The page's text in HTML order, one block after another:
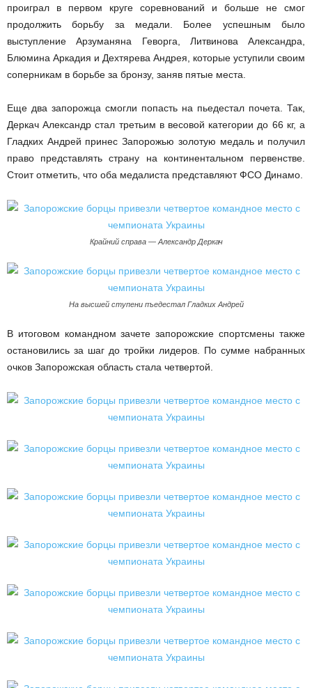
проиграл в первом круге соревнований и больше не смог
продолжить борьбу за медали. Более успешным было
выступление Арзуманяна Геворга, Литвинова Александра,
Блюмина Аркадия и Дехтярева Андрея, которые уступили своим
соперникам в борьбе за бронзу, заняв пятые места.
Еще два запорожца смогли попасть на пьедестал почета. Так,
Деркач Александр стал третьим в весовой категории до 66 кг, а
Гладких Андрей принес Запорожью золотую медаль и получил
право представлять страну на континентальном первенстве.
Стоит отметить, что оба медалиста представляют ФСО Динамо.
Крайний справа — Александр Деркач
На высшей ступени пъедестал Гладких Андрей
В итоговом командном зачете запорожские спортсмены также
остановились за шаг до тройки лидеров. По сумме набранных
очков Запорожская область стала четвертой.